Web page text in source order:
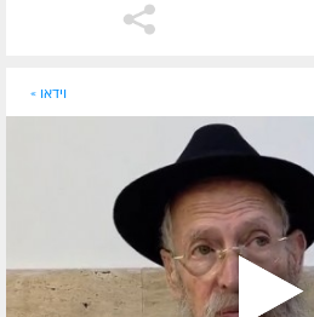
וידאו »